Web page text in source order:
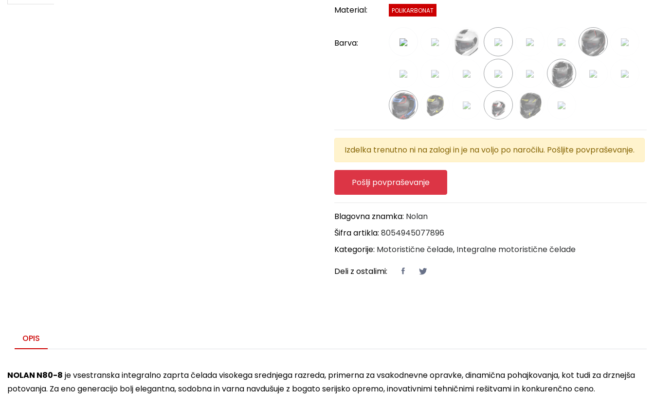
Material: POLIKARBONAT
Barva:
Izdelka trenutno ni na zalogi in je na voljo po naročilu. Pošljite povpraševanje.
Pošlji povpraševanje
Blagovna znamka: Nolan
Šifra artikla: 8054945077896
Kategorije: Motoristične čelade, Integralne motoristične čelade
Deli z ostalimi:
OPIS
NOLAN N80-8 je vsestranska integralno zaprta čelada visokega srednjega razreda, primerna za vsakodnevne opravke, dinamična pohajkovanja, kot tudi za drznejša
potovanja. Za eno generacijo bolj elegantna, sodobna in varna navdušuje z bogato serijsko opremo, inovativnimi tehničnimi rešitvami in konkurenčno ceno.